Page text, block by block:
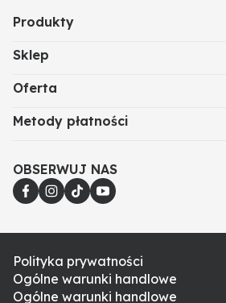
Produkty
Sklep
Oferta
Metody płatności
OBSERWUJ NAS
Polityka prywatności
Ogólne warunki handlowe
Ogólne warunki handlowe